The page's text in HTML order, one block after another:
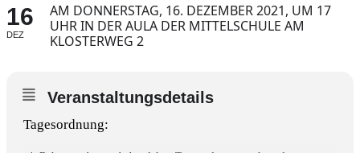
16
DEZ
AM DONNERSTAG, 16. DEZEMBER 2021, UM 17
UHR IN DER AULA DER MITTELSCHULE AM
KLOSTERWEG 2
Veranstaltungsdetails
Tagesordnung: